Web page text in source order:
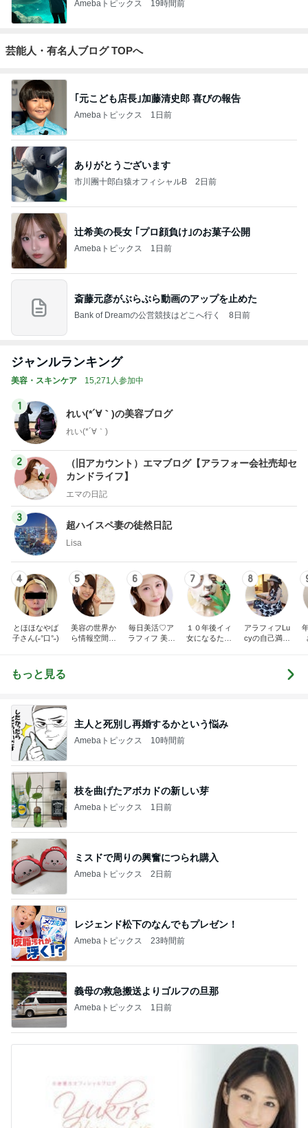
Amebaトピックス 19時間前
芸能人・有名人ブログ TOPへ
｢元こども店長｣加藤清史郎 喜びの報告
Amebaトピックス 1日前
ありがとうございます
市川團十郎白猿オフィシャルB 2日前
辻希美の長女 ｢プロ顔負け｣のお菓子公開
Amebaトピックス 1日前
斎藤元彦がぶらぶら動画のアップを止めた
Bank of Dreamの公営競技はどこへ行く 8日前
ジャンルランキング
美容・スキンケア 15,271人参加中
1
れい(*´∀｀)の美容ブログ
れい(*´∀｀)
2
（旧アカウント）エマブログ【アラフォー会社売却セ
カンドライフ】
エマの日記
3
超ハイスペ妻の徒然日記
Lisa
4
とほほなやば
子さん(˶°口°˶)
5
美容の世界か
ら情報空間の
6
毎日美活♡ア
ラフィフ 美容
7
１０年後イィ
女になるため
8
アラフィフLu
cyの自己満足
もっと見る
主人と死別し再婚するかという悩み
Amebaトピックス 10時間前
枝を曲げたアボカドの新しい芽
Amebaトピックス 1日前
ミスドで周りの興奮につられ購入
Amebaトピックス 2日前
レジェンド松下のなんでもプレゼン！
Amebaトピックス 23時間前
義母の救急搬送よりゴルフの旦那
Amebaトピックス 1日前